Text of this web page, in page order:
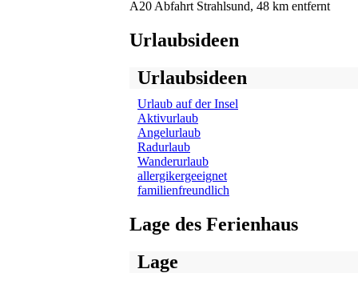
A20 Abfahrt Strahlsund, 48 km entfernt
Urlaubsideen
Urlaubsideen
Urlaub auf der Insel
Aktivurlaub
Angelurlaub
Radurlaub
Wanderurlaub
allergikergeeignet
familienfreundlich
Lage des Ferienhaus
Lage